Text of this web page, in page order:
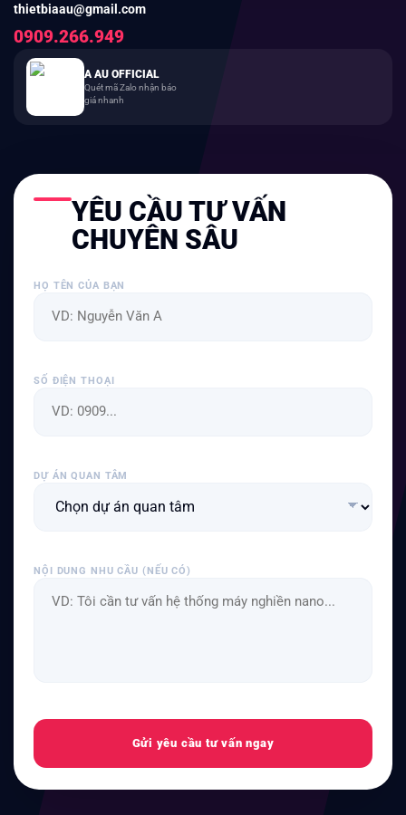
thietbiaau@gmail.com
0909.266.949
A AU OFFICIAL
Quét mã Zalo nhận báo
giá nhanh
YÊU CẦU TƯ VẤN
CHUYÊN SÂU
HỌ TÊN CỦA BẠN
SỐ ĐIỆN THOẠI
DỰ ÁN QUAN TÂM
NỘI DUNG NHU CẦU (NẾU CÓ)
Gửi yêu cầu tư vấn ngay